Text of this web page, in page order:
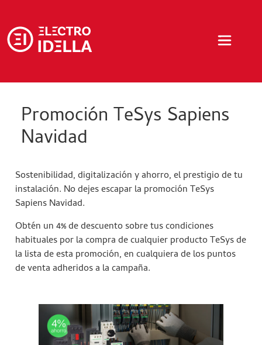
Promoción TeSys Sapiens
Navidad
Sostenibilidad, digitalización y ahorro, el prestigio de tu
instalación. No dejes escapar la promoción TeSys
Sapiens Navidad.
Obtén un 4% de descuento sobre tus condiciones
habituales por la compra de cualquier producto TeSys de
la lista de esta promoción, en cualquiera de los puntos
de venta adheridos a la campaña.